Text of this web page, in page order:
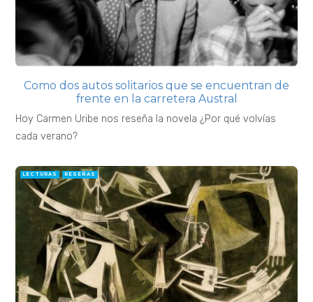
Como dos autos solitarios que se encuentran de
frente en la carretera Austral
Hoy Carmen Uribe nos reseña la novela ¿Por qué volvías
cada verano?
LECTURAS RESEÑAS